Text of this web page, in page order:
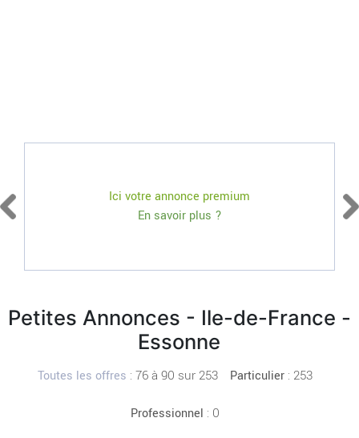
Ici votre annonce premium
En savoir plus ?
Petites Annonces - Ile-de-France -
Essonne
Toutes les offres :76 à 90 sur 253 Particulier : 253
Professionnel : 0